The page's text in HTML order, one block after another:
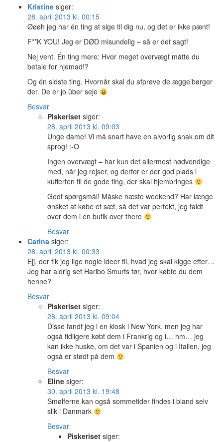
Kristine siger:
28. april 2013 kl. 00:15
Øøøh jeg har én ting at sige til dig nu, og det er ikke pænt!
F**K YOU! Jeg er DØD misundelig – så er det sagt!
Nej vent. Én ting mere: Hvor meget overvægt måtte du
betale for hjemad!?
Og én sidste ting. Hvornår skal du afprøve de ægge’børger
der. De er jo über seje
Besvar
Piskeriset siger:
28. april 2013 kl. 09:03
Unge dame! Vi må snart have en alvorlig snak om dit
sprog! :-O
Ingen overvægt – har kun det allermest nødvendige
med, når jeg rejser, og derfor er der god plads i
kufferten til de gode ting, der skal hjembringes
Godt spørgsmål! Måske næste weekend? Har længe
ønsket at købe et sæt, så det var perfekt, jeg faldt
over dem i en butik over there
Besvar
Carina siger:
28. april 2013 kl. 00:33
Ejj, der fik jeg lige nogle ideer til, hvad jeg skal kigge efter…
Jeg har aldrig set Haribo Smurfs før, hvor købte du dem
henne?
Besvar
Piskeriset siger:
28. april 2013 kl. 09:04
Disse fandt jeg i en kiosk i New York, men jeg har
også tidligere købt dem i Frankrig og i… hm… jeg
kan ikke huske, om det var i Spanien og i Italien, jeg
også er stødt på dem
Besvar
Eline siger:
30. april 2013 kl. 19:48
Smølferne kan også sommetider findes i bland selv
slik i Danmark
Besvar
Piskeriset siger: